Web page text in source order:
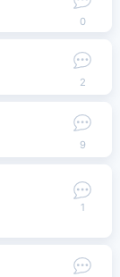
0
2
9
1